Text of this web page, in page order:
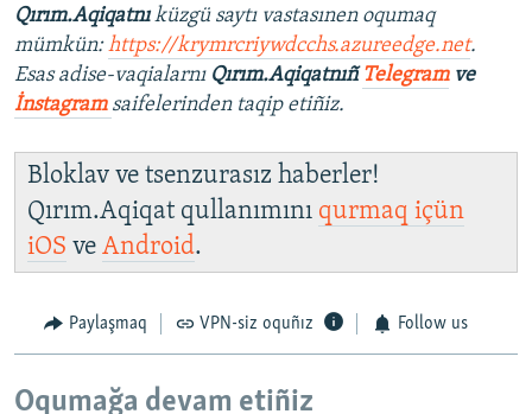
Qırım.Aqiqatnıküzgü saytı vastasınen oqumaq
mümkün:https://krymrcriywdcchs.azureedge.net.
Esas adise-vaqialarnı Qırım.Aqiqatnıñ Telegramve
İnstagram saifelerinden taqip etiñiz.
Bloklav ve tsenzurasız haberler!
Qırım.Aqiqat qullanımını qurmaq içün
iOS ve Android.
Paylaşmaq VPN-siz oquñız Follow us
Oqumağa devam etiñiz